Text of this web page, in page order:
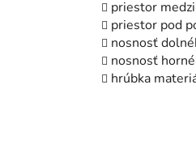
priestor
priestor pod
nosnosť
nosnosť
hrúbka